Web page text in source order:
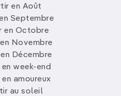
en Août
Septembre
en Octobre
Novembre
Décembre
week-end
amoureux
au soleil